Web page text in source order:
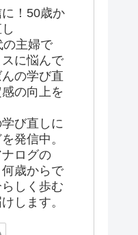
！50歳か
の主婦で
に悩んで
の学び直
の向上を
び直しに
発信中。
ナログの
歳からで
しく歩む
します。